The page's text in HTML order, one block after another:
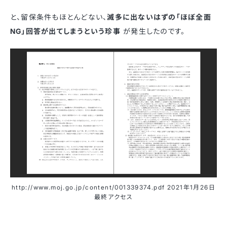
と、留保条件もほとんどない、滅多に出ないはずの「ほぼ全面
NG」回答が出てしまうという珍事 が発生したのです。
http://www.moj.go.jp/content/001339374.pdf 2021年1月26日
最終アクセス